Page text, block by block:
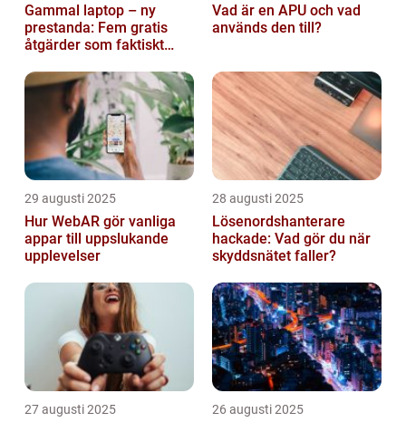
Gammal laptop – ny
prestanda: Fem gratis
åtgärder som faktiskt
Vad är en APU och vad
används den till?
29 augusti 2025
Hur WebAR gör vanliga
appar till uppslukande
upplevelser
28 augusti 2025
Lösenordshanterare
hackade: Vad gör du när
skyddsnätet faller?
27 augusti 2025 26 augusti 2025